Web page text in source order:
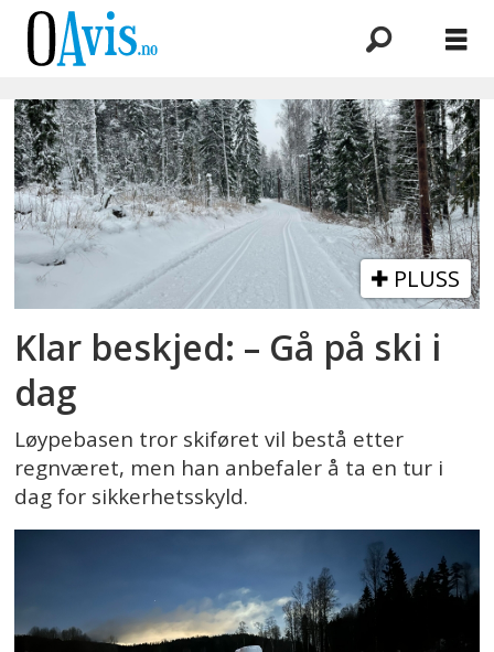
Emne:
skiløyper
PLUSS
Klar beskjed: – Gå på ski i
dag
Løypebasen tror skiføret vil bestå etter
regnværet, men han anbefaler å ta en tur i
dag for sikkerhetsskyld.